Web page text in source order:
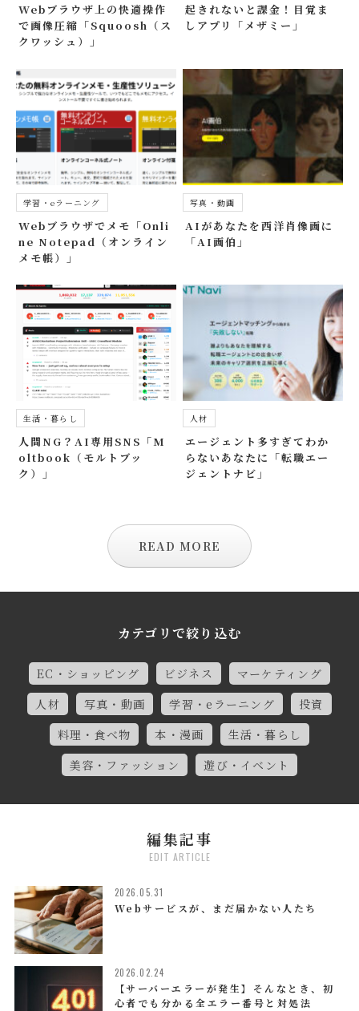
Webブラウザ上の快適操作
で画像圧縮「Squoosh（ス
クワッシュ）」
起きれないと課金！目覚ま
しアプリ「メザミー」
学習・eラーニング
Webブラウザでメモ「Onli
ne Notepad（オンライン
メモ帳）」
写真・動画
AIがあなたを西洋肖像画に
「AI画伯」
生活・暮らし
人間NG？AI専用SNS「M
oltbook（モルトブッ
ク）」
人材
エージェント多すぎてわか
らないあなたに「転職エー
ジェントナビ」
READ MORE
カテゴリで絞り込む
EC・ショッピング ビジネス
マーケティング
人材
写真・動画 学習・eラーニング
投資
料理・食べ物
本・漫画
生活・暮らし
美容・ファッション
遊び・イベント
編集記事
EDIT ARTICLE
2026.05.31
Webサービスが、まだ届かない人たち
2026.02.24
【サーバーエラーが発生】そんなとき、初
心者でも分かる全エラー番号と対処法